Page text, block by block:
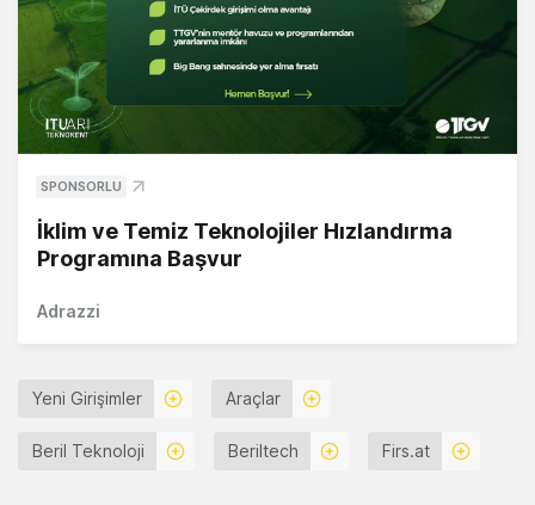
SPONSORLU
İklim ve Temiz Teknolojiler Hızlandırma
Programına Başvur
Adrazzi
Yeni Girişimler Araçlar
Beril Teknoloji Beriltech Firs.at